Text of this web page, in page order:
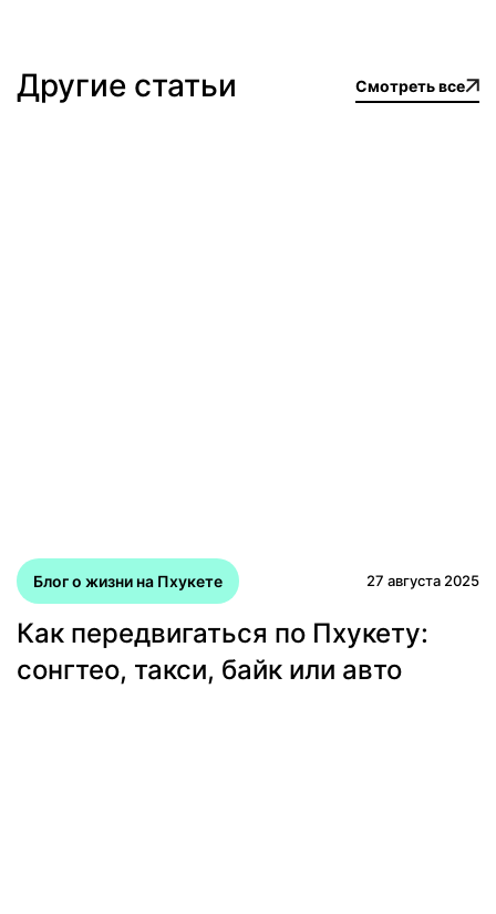
Другие статьи Смотреть все
Блог о жизни на Пхукете 27 августа 2025
Как передвигаться по Пхукету:
сонгтео, такси, байк или авто